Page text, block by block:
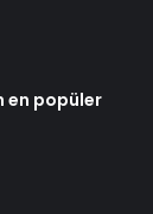
en popüler